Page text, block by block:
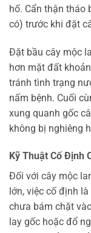
hố. Cẩn thận tháo
có) trước khi đặt
Đặt bầu cây mộc
hơn mặt đất
tránh tình trạng
nấm bệnh. Cuối
xung quanh gốc
không bị nghiêng
Kỹ Thuật Cố Định
Đối với cây mộc
lớn, việc cố định
chưa bám chặt
lay gốc hoặc đổ